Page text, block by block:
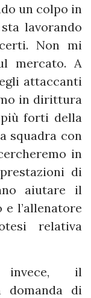
un colpo in
lavorando
Non mi
mercato. A
attaccanti
in dirittura
forti della
squadra con
in
di
aiutare il
l’allenatore
relativa
invece, il
domanda di